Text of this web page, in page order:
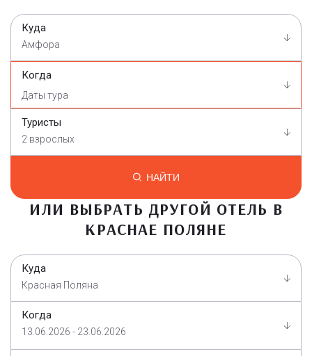
Куда
Амфора
Когда
Туристы
2 взрослых
НАЙТИ
ИЛИ ВЫБРАТЬ ДРУГОЙ ОТЕЛЬ В
КРАСНАЕ ПОЛЯНЕ
Куда
Красная Поляна
Когда
13.06.2026 - 23.06.2026